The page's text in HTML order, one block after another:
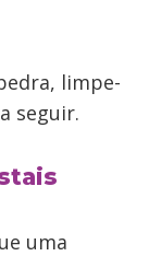
limpe-
seguir.
uma